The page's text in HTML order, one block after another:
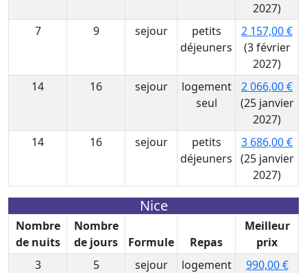
2027)
7
9 sejour
petits
déjeuners
2 157,00 €
(3 février
2027)
14
16 sejour
logement
seul
2 066,00 €
(25 janvier
2027)
14
16 sejour
petits
déjeuners
3 686,00 €
(25 janvier
2027)
Nice
Nombre
de nuits
Nombre
de jours
Formule Repas
Meilleur
prix
3
5 sejour
logement
990,00 €